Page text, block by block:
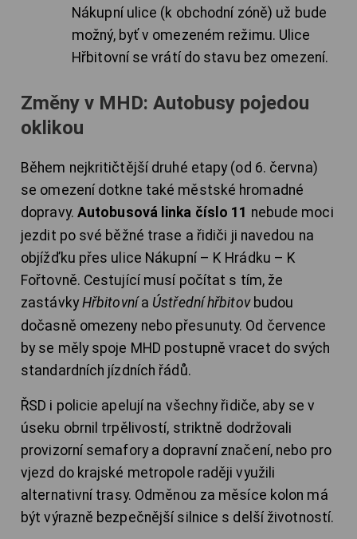
Nákupní ulice (k obchodní zóně) už bude
možný, byť v omezeném režimu. Ulice
Hřbitovní se vrátí do stavu bez omezení.
Změny v MHD: Autobusy pojedou
oklikou
Během nejkritičtější druhé etapy (od 6. června)
se omezení dotkne také městské hromadné
dopravy. Autobusová linka číslo 11 nebude moci
jezdit po své běžné trase a řidiči ji navedou na
objížďku přes ulice Nákupní – K Hrádku – K
Fořtovně. Cestující musí počítat s tím, že
zastávkyHřbitovnía Ústřední hřbitovbudou
dočasně omezeny nebo přesunuty. Od července
by se měly spoje MHD postupně vracet do svých
standardních jízdních řádů.
ŘSD i policie apelují na všechny řidiče, aby se v
úseku obrnil trpělivostí, striktně dodržovali
provizorní semafory a dopravní značení, nebo pro
vjezd do krajské metropole raději využili
alternativní trasy. Odměnou za měsíce kolon má
být výrazně bezpečnější silnice s delší životností.